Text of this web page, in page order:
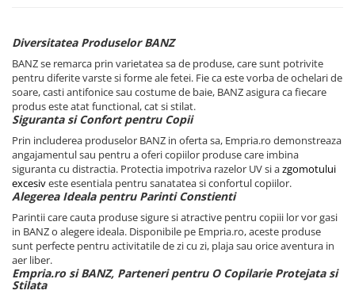
Diversitatea Produselor BANZ
BANZ se remarca prin varietatea sa de produse, care sunt potrivite
pentru diferite varste si forme ale fetei. Fie ca este vorba de ochelari de
soare, casti antifonice sau costume de baie, BANZ asigura ca fiecare
produs este atat functional, cat si stilat.
Siguranta si Confort pentru Copii
Prin includerea produselor BANZ in oferta sa, Empria.ro demonstreaza
angajamentul sau pentru a oferi copiilor produse care imbina
siguranta cu distractia. Protectia impotriva razelor UV si azgomotului
excesiveste esentiala pentru sanatatea si confortul copiilor.
Alegerea Ideala pentru Parinti Constienti
Parintii care cauta produse sigure si atractive pentru copiii lor vor gasi
in BANZ o alegere ideala. Disponibile pe Empria.ro, aceste produse
sunt perfecte pentru activitatile de zi cu zi, plaja sau orice aventura in
aer liber.
Empria.ro si BANZ, Parteneri pentru O Copilarie Protejata si
Stilata